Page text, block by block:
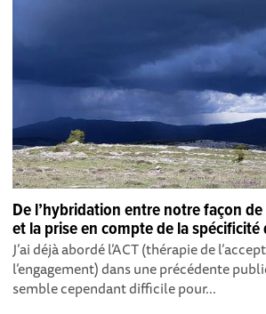
De l’hybridation entre notre façon
et la prise en compte de la spécificité
J’ai déjà abordé l’ACT (thérapie de
l’engagement) dans une précédente
semble cependant difficile pour...